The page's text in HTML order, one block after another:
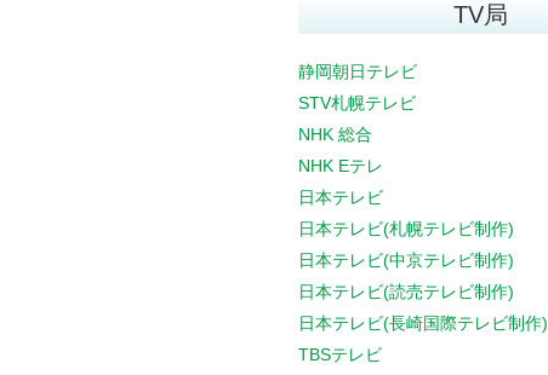
TV局
静岡朝日テレビ
STV札幌テレビ
NHK 総合
NHK Eテレ
日本テレビ
日本テレビ(札幌テレビ制作)
日本テレビ(中京テレビ制作)
日本テレビ(読売テレビ制作)
日本テレビ(長崎国際テレビ制作)
TBSテレビ